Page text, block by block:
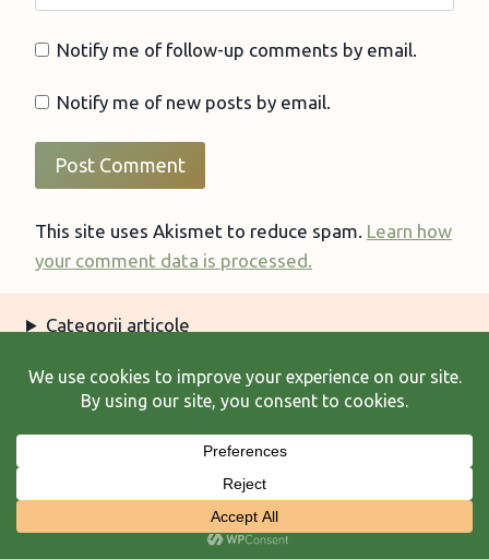
Notify me of follow-up comments by email.
Notify me of new posts by email.
This site uses Akismet to reduce spam. Learn how
your comment data is processed.
Categorii articole
Arhiva articole
© 2026 Laura Frunză